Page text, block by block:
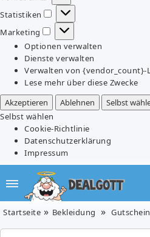
Vorlieben
Statistiken
Statistiken
Marketing
Marketing
Optionen verwalten
Dienste verwalten
Verwalten von {vendor_count}-
Lese mehr über diese Zwecke
Akzeptieren
Ablehnen Selbst
Selbst wählen
Cookie-Richtlinie
Datenschutzerklärung
Impressum
Startseite Bekleidung Gutschein